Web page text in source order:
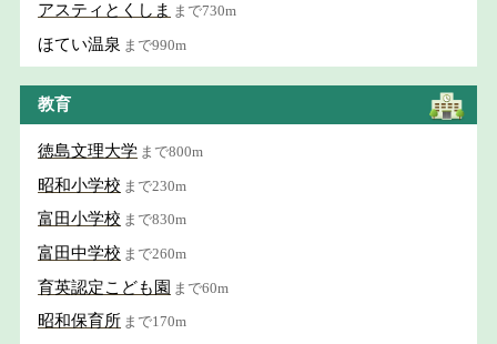
アスティとくしま まで730m
ほてい温泉 まで990m
教育
徳島文理大学 まで800m
昭和小学校 まで230m
富田小学校 まで830m
富田中学校 まで260m
育英認定こども園 まで60m
昭和保育所 まで170m